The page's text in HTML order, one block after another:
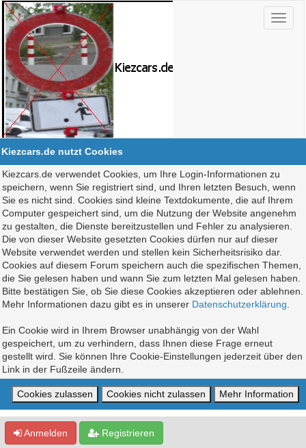
Kiezcars.de nutzt Cookies
Kiezcars.de verwendet Cookies, um Ihre Login-Informationen zu
speichern, wenn Sie registriert sind, und Ihren letzten Besuch, wenn
Sie es nicht sind. Cookies sind kleine Textdokumente, die auf Ihrem
Computer gespeichert sind, um die Nutzung der Website angenehm
zu gestalten, die Dienste bereitzustellen und Fehler zu analysieren.
Die von dieser Website gesetzten Cookies dürfen nur auf dieser
Website verwendet werden und stellen kein Sicherheitsrisiko dar.
Cookies auf diesem Forum speichern auch die spezifischen Themen,
die Sie gelesen haben und wann Sie zum letzten Mal gelesen haben.
Bitte bestätigen Sie, ob Sie diese Cookies akzeptieren oder ablehnen.
Mehr Informationen dazu gibt es in unserer Datenschutzerklärung
Ein Cookie wird in Ihrem Browser unabhängig von der Wahl
gespeichert, um zu verhindern, dass Ihnen diese Frage erneut
gestellt wird. Sie können Ihre Cookie-Einstellungen jederzeit über den
Link in der Fußzeile ändern.
Anmelden Registrieren